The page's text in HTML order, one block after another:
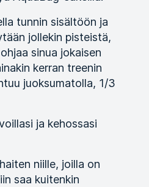
tunnin sisältöön ja
jollekin pisteistä,
sinua jokaisen
kerran treenin
juoksumatolla, 1/3
ja kehossasi
niille, joilla on
saa kuitenkin